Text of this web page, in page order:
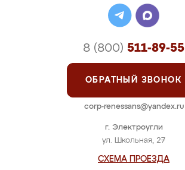
г. Электроугли
ул. Школьная, 27
СХЕМА ПРОЕЗДА
8 (800) 511-89-55
ОБРАТНЫЙ ЗВОНОК
corp-renessans@yandex.ru